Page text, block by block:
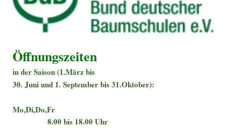
Öffnungszeiten
in der Saison (1.März bis
30. Juni und 1. September bis 31.Oktober):
Mo,Di,Do,Fr
8.00 bis 18.00 Uhr